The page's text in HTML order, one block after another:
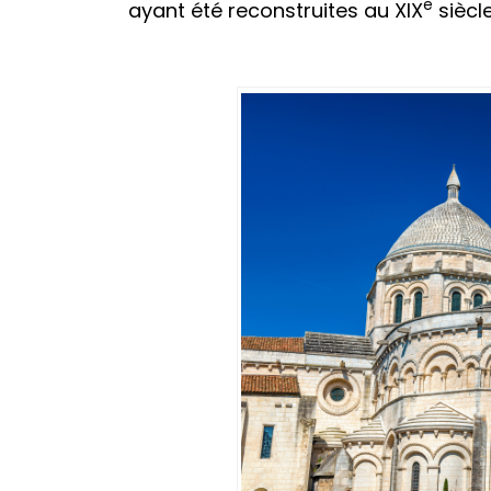
ayant été reconstruites au XIXe